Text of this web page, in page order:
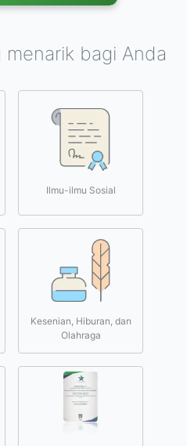
bagi Anda
Ilmu-ilmu Sosial
Kesenian, Hiburan, dan
Olahraga